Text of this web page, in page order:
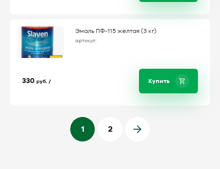
Эмаль ПФ-115 желтая (3 кг)
артикул:
330 руб. / Купить
1 2